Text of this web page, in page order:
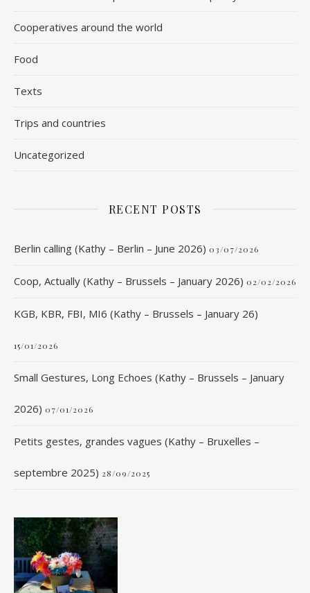
Cooperatives around the world
Food
Texts
Trips and countries
Uncategorized
RECENT POSTS
Berlin calling (Kathy – Berlin – June 2026) 03/07/2026
Coop, Actually (Kathy – Brussels – January 2026) 02/02/2026
KGB, KBR, FBI, MI6 (Kathy – Brussels – January 26)
15/01/2026
Small Gestures, Long Echoes (Kathy – Brussels – January
2026) 07/01/2026
Petits gestes, grandes vagues (Kathy – Bruxelles –
septembre 2025) 28/09/2025